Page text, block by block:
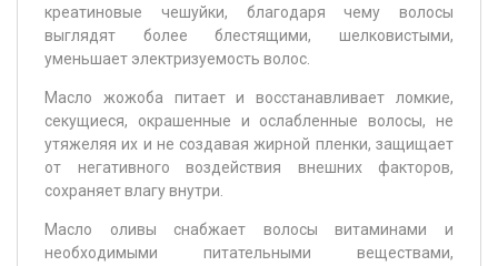
креатиновые чешуйки, благодаря чему волосы
выглядят более блестящими, шелковистыми,
уменьшает электризуемость волос.
Масло жожоба питает и восстанавливает ломкие,
секущиеся, окрашенные и ослабленные волосы, не
утяжеляя их и не создавая жирной пленки, защищает
от негативного воздействия внешних факторов,
сохраняет влагу внутри.
Масло оливы снабжает волосы витаминами и
необходимыми питательными веществами,